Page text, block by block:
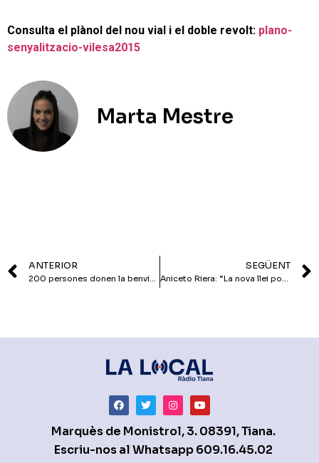
Consulta el plànol del nou vial i el doble revolt: plano-
senyalitzacio-vilesa2015
Marta Mestre
ANTERIOR
200 persones donen la benvinguda al nou tram del Passeig de la Vilesa
SEGÜENT
Aniceto Riera: “La nova llei pot acabar amb clubs com el CCE Tiana”
Marquès de Monistrol, 3. 08391, Tiana.
Escriu-nos al Whatsapp609.16.45.02